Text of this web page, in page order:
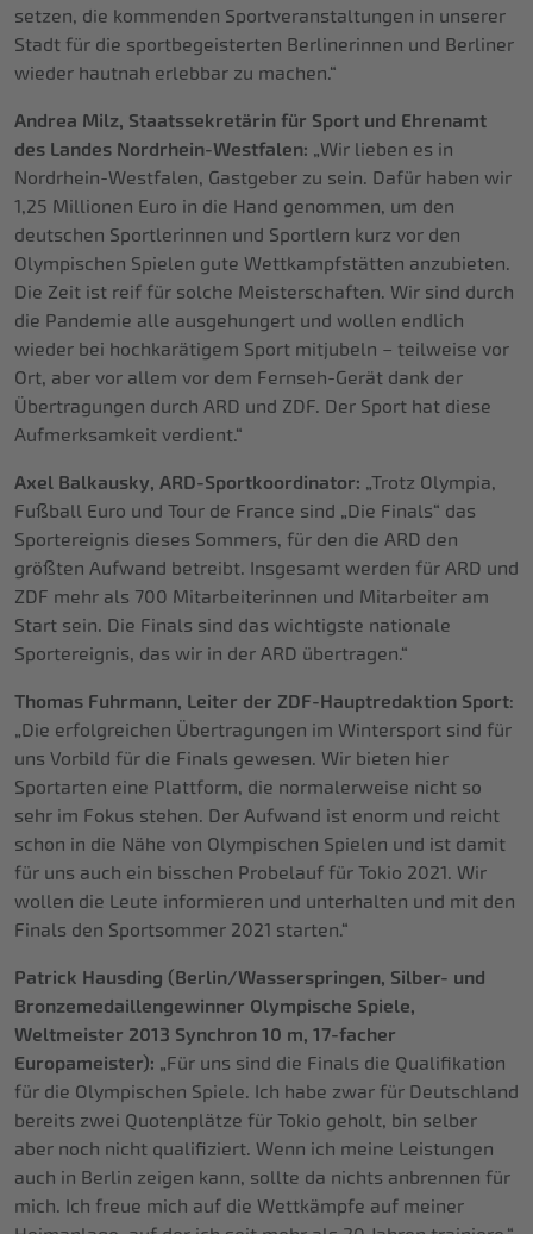
setzen, die kommenden Sportveranstaltungen in unserer
Stadt für die sportbegeisterten Berlinerinnen und Berliner
wieder hautnah erlebbar zu machen.“
Andrea Milz, Staatssekretärin für Sport und Ehrenamt
des Landes Nordrhein-Westfalen: „Wir lieben es in
Nordrhein-Westfalen, Gastgeber zu sein. Dafür haben wir
1,25 Millionen Euro in die Hand genommen, um den
deutschen Sportlerinnen und Sportlern kurz vor den
Olympischen Spielen gute Wettkampfstätten anzubieten.
Die Zeit ist reif für solche Meisterschaften. Wir sind durch
die Pandemie alle ausgehungert und wollen endlich
wieder bei hochkarätigem Sport mitjubeln – teilweise vor
Ort, aber vor allem vor dem Fernseh-Gerät dank der
Übertragungen durch ARD und ZDF. Der Sport hat diese
Aufmerksamkeit verdient.“
Axel Balkausky, ARD-Sportkoordinator: „Trotz Olympia,
Fußball Euro und Tour de France sind „Die Finals“ das
Sportereignis dieses Sommers, für den die ARD den
größten Aufwand betreibt. Insgesamt werden für ARD und
ZDF mehr als 700 Mitarbeiterinnen und Mitarbeiter am
Start sein. Die Finals sind das wichtigste nationale
Sportereignis, das wir in der ARD übertragen.“
Thomas Fuhrmann, Leiter der ZDF-Hauptredaktion Sport:
„Die erfolgreichen Übertragungen im Wintersport sind für
uns Vorbild für die Finals gewesen. Wir bieten hier
Sportarten eine Plattform, die normalerweise nicht so
sehr im Fokus stehen. Der Aufwand ist enorm und reicht
schon in die Nähe von Olympischen Spielen und ist damit
für uns auch ein bisschen Probelauf für Tokio 2021. Wir
wollen die Leute informieren und unterhalten und mit den
Finals den Sportsommer 2021 starten.“
Patrick Hausding (Berlin/Wasserspringen, Silber- und
Bronzemedaillengewinner Olympische Spiele,
Weltmeister 2013 Synchron 10 m, 17-facher
Europameister): „Für uns sind die Finals die Qualifikation
für die Olympischen Spiele. Ich habe zwar für Deutschland
bereits zwei Quotenplätze für Tokio geholt, bin selber
aber noch nicht qualifiziert. Wenn ich meine Leistungen
auch in Berlin zeigen kann, sollte da nichts anbrennen für
mich. Ich freue mich auf die Wettkämpfe auf meiner